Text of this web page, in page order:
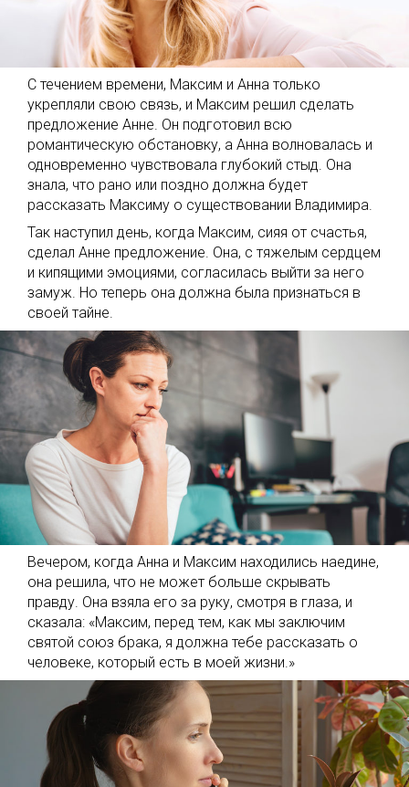
С течением времени, Максим и Анна только
укрепляли свою связь, и Максим решил сделать
предложение Анне. Он подготовил всю
романтическую обстановку, а Анна волновалась и
одновременно чувствовала глубокий стыд. Она
знала, что рано или поздно должна будет
рассказать Максиму о существовании Владимира.
Так наступил день, когда Максим, сияя от счастья,
сделал Анне предложение. Она, с тяжелым сердцем
и кипящими эмоциями, согласилась выйти за него
замуж. Но теперь она должна была признаться в
своей тайне.
Вечером, когда Анна и Максим находились наедине,
она решила, что не может больше скрывать
правду. Она взяла его за руку, смотря в глаза, и
сказала: «Максим, перед тем, как мы заключим
святой союз брака, я должна тебе рассказать о
человеке, который есть в моей жизни.»